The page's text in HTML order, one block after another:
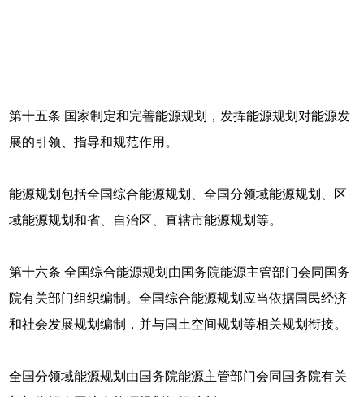
第十五条 国家制定和完善能源规划，发挥能源规划对能源发
展的引领、指导和规范作用。
能源规划包括全国综合能源规划、全国分领域能源规划、区
域能源规划和省、自治区、直辖市能源规划等。
第十六条 全国综合能源规划由国务院能源主管部门会同国务
院有关部门组织编制。全国综合能源规划应当依据国民经济
和社会发展规划编制，并与国土空间规划等相关规划衔接。
全国分领域能源规划由国务院能源主管部门会同国务院有关